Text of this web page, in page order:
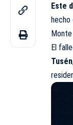
Este
hecho
El
Tusén